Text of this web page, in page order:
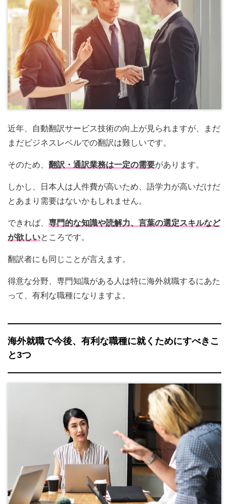
近年、自動翻訳サービス技術の向上が見られますが、まだ
まだビジネスレベルでの翻訳は難しいです。
そのため、 翻訳・通訳業務は一定の需要があります。
しかし、日本人は人件費が高いため、語学力が高いだけだ
とあまり需要はないかもしれません。
できれば、 専門的な知識や読解力、言葉の選定スキルなど
が欲しいところです。
翻訳者にも同じことが言えます。
得意な分野、専門知識がある人は特に海外就職するにあた
って、有利な職種になりますよ。
海外就職で今後、有利な職種に就くためにすべきこ
と3つ